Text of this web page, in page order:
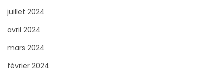
juillet 2024
avril 2024
mars 2024
février 2024